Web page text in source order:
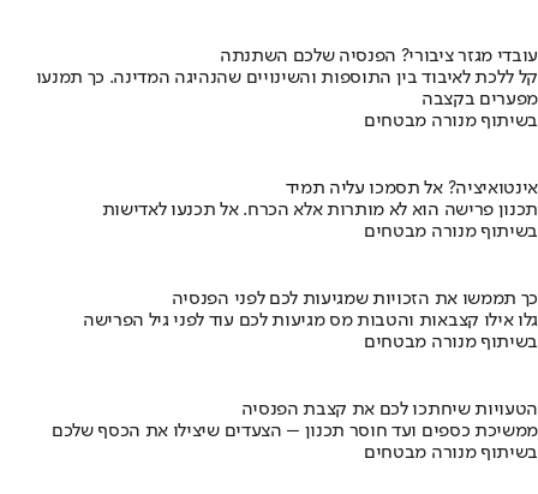
עובדי מגזר ציבורי? הפנסיה שלכם השתנתה
קל ללכת לאיבוד בין התוספות והשינויים שהנהיגה המדינה. כך תמנעו
מפערים בקצבה
בשיתוף מנורה מבטחים
אינטואיציה? אל תסמכו עליה תמיד
תכנון פרישה הוא לא מותרות אלא הכרח. אל תכנעו לאדישות
בשיתוף מנורה מבטחים
כך תממשו את הזכויות שמגיעות לכם לפני הפנסיה
גלו אילו קצבאות והטבות מס מגיעות לכם עוד לפני גיל הפרישה
בשיתוף מנורה מבטחים
הטעויות שיחתכו לכם את קצבת הפנסיה
ממשיכת כספים ועד חוסר תכנון – הצעדים שיצילו את הכסף שלכם
בשיתוף מנורה מבטחים